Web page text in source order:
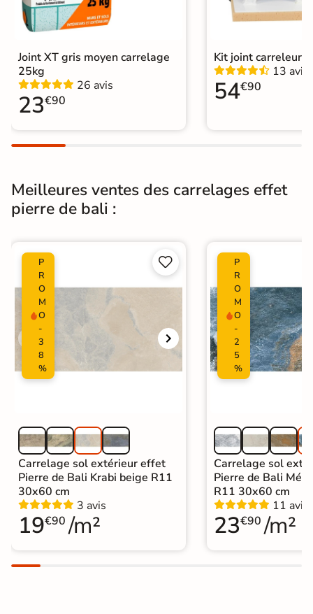
couleur
Choix
Pose
Support
Origine
Catégories
Carrelage Piscine
Carrelage terrasse effet pierre
naturelle
|Carrelage 60x120
Carrelage Vert
Carrelage extérieur grand format
Joint XT gris moyen carrelage
25kg
26 avis
23€90
Kit joint carreleur
13 avis
54€90
Meilleures ventes des carrelages effet
pierre de bali :
P
R
O
M
O
-
3
8
%


Carrelage sol extérieur effet
Pierre de Bali Krabi beige R11
30x60 cm
3 avis
19€90 /m²
P
R
O
M
O
-
2
5
%
Carrelage sol
Pierre de Bali
R11 30x60 cm
11 avis
23€90 /m²